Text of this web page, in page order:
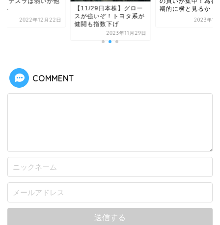
昇
2022年12月22日
【11/29日本株】グロー
スが強いぞ！トヨタ系が
健闘も指数下げ
2023年11月29日
期的に横と見るか
2023年12
COMMENT